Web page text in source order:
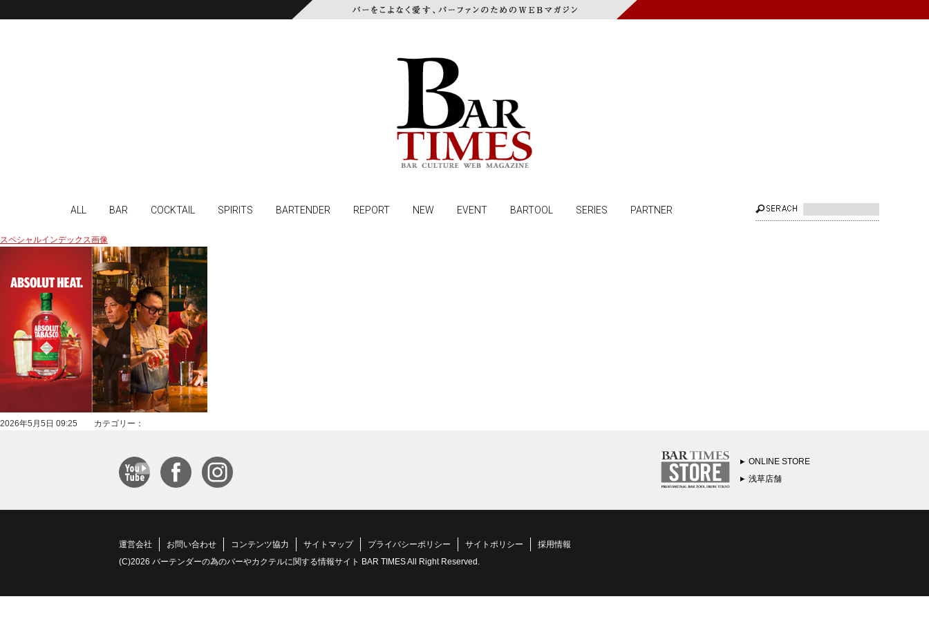
ALL BAR COCKTAIL SPIRITS BARTENDER REPORT NEW EVENT BARTOOL SERIES PARTNER
スペシャルインデックス画像
2026年5月5日 09:25 カテゴリー：
ONLINE STORE
浅草店舗
運営会社 お問い合わせ コンテンツ協力 サイトマップ プライバシーポリシー サイトポリシー
採用情報
(C)2026 バーテンダーの為のバーやカクテルに関する情報サイト BAR TIMES All Right Reserved.